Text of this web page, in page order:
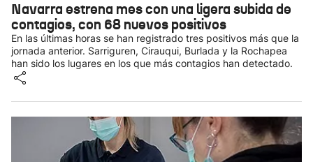
Navarra estrena mes con una ligera subida de
contagios, con 68 nuevos positivos
En las últimas horas se han registrado tres positivos más que la
jornada anterior. Sarriguren, Cirauqui, Burlada y la Rochapea
han sido los lugares en los que más contagios han detectado.